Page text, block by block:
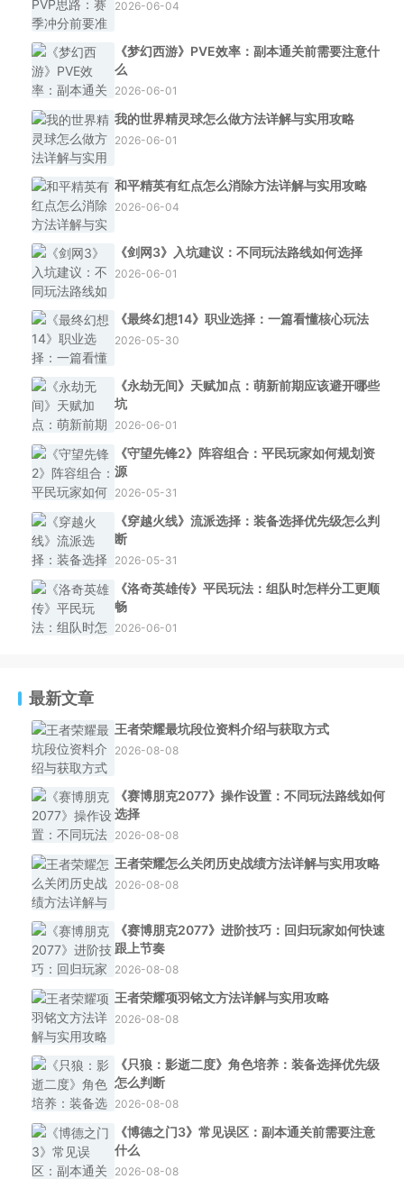
2026-06-04
《梦幻西游》PVE效率：副本通关前需要注意什
么
2026-06-01
我的世界精灵球怎么做方法详解与实用攻略
2026-06-01
和平精英有红点怎么消除方法详解与实用攻略
2026-06-04
《剑网3》入坑建议：不同玩法路线如何选择
2026-06-01
《最终幻想14》职业选择：一篇看懂核心玩法
2026-05-30
《永劫无间》天赋加点：萌新前期应该避开哪些
坑
2026-06-01
《守望先锋2》阵容组合：平民玩家如何规划资
源
2026-05-31
《穿越火线》流派选择：装备选择优先级怎么判
断
2026-05-31
《洛奇英雄传》平民玩法：组队时怎样分工更顺
畅
2026-06-01
最新文章
王者荣耀最坑段位资料介绍与获取方式
2026-08-08
《赛博朋克2077》操作设置：不同玩法路线如何
选择
2026-08-08
王者荣耀怎么关闭历史战绩方法详解与实用攻略
2026-08-08
《赛博朋克2077》进阶技巧：回归玩家如何快速
跟上节奏
2026-08-08
王者荣耀项羽铭文方法详解与实用攻略
2026-08-08
《只狼：影逝二度》角色培养：装备选择优先级
怎么判断
2026-08-08
《博德之门3》常见误区：副本通关前需要注意
什么
2026-08-08